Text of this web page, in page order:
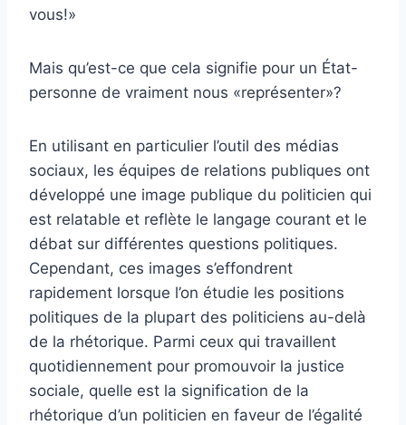
vous!»
Mais qu’est-ce que cela signifie pour un État-
personne de vraiment nous «représenter»?
En utilisant en particulier l’outil des médias
sociaux, les équipes de relations publiques ont
développé une image publique du politicien qui
est relatable et reflète le langage courant et le
débat sur différentes questions politiques.
Cependant, ces images s’effondrent
rapidement lorsque l’on étudie les positions
politiques de la plupart des politiciens au-delà
de la rhétorique. Parmi ceux qui travaillent
quotidiennement pour promouvoir la justice
sociale, quelle est la signification de la
rhétorique d’un politicien en faveur de l’égalité